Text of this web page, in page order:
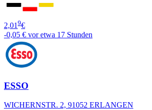
2,019€
-0,05 € vor etwa 17 Stunden
ESSO
WICHERNSTR. 2, 91052 ERLANGEN